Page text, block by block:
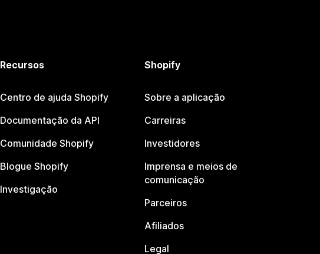
Recursos
Centro de ajuda Shopify
Documentação da API
Comunidade Shopify
Blogue Shopify
Investigação
Shopify
Sobre a aplicação
Carreiras
Investidores
Imprensa e meios de
comunicação
Parceiros
Afiliados
Legal